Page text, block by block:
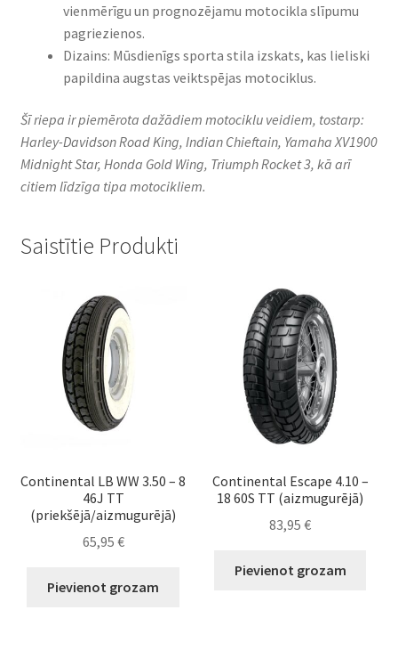
vienmērīgu un prognozējamu motocikla slīpumu
pagriezienos.​
Dizains: Mūsdienīgs sporta stila izskats, kas lieliski
papildina augstas veiktspējas motociklus.​
Šī riepa ir piemērota dažādiem motociklu veidiem, tostarp:
Harley-Davidson Road King, Indian Chieftain, Yamaha XV1900
Midnight Star, Honda Gold Wing, Triumph Rocket 3, kā arī
citiem līdzīga tipa motocikliem.
Saistītie Produkti
Continental LB WW 3.50 – 8
46J TT
(priekšējā/aizmugurējā)
65,95 €
Pievienot grozam
Continental Escape 4.10 –
18 60S TT (aizmugurējā)
83,95€
Pievienot grozam